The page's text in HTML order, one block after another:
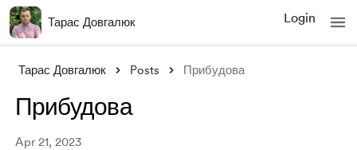
Тарас Довгалюк Login
Тарас Довгалюк Posts Прибудова
Прибудова
Apr 21, 2023